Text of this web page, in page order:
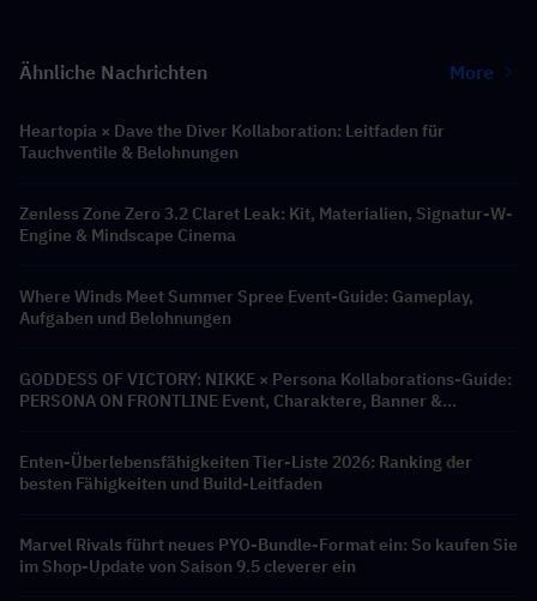
Ähnliche Nachrichten More
Heartopia × Dave the Diver Kollaboration: Leitfaden für
Tauchventile & Belohnungen
Zenless Zone Zero 3.2 Claret Leak: Kit, Materialien, Signatur-W-
Engine & Mindscape Cinema
Where Winds Meet Summer Spree Event-Guide: Gameplay,
Aufgaben und Belohnungen
GODDESS OF VICTORY: NIKKE × Persona Kollaborations-Guide:
PERSONA ON FRONTLINE Event, Charaktere, Banner &
Enten-Überlebensfähigkeiten Tier-Liste 2026: Ranking der
besten Fähigkeiten und Build-Leitfaden
Marvel Rivals führt neues PYO-Bundle-Format ein: So kaufen Sie
im Shop-Update von Saison 9.5 cleverer ein